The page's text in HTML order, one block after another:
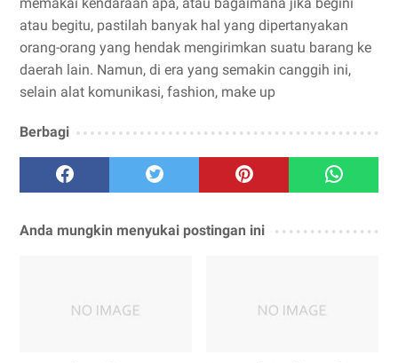
atau begitu, pastilah banyak hal yang dipertanyakan
orang-orang yang hendak mengirimkan suatu barang ke
daerah lain. Namun, di era yang semakin canggih ini,
selain alat komunikasi, fashion, make up
Berbagi
Anda mungkin menyukai postingan ini